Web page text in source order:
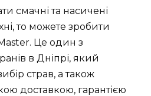
смачні та насичені
то можете зробити
Це один з
в Дніпрі, який
страв, а також
доставкою, гарантією